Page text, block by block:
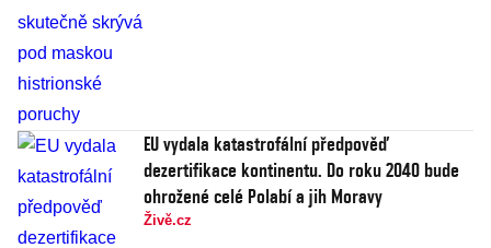
EU vydala katastrofální předpověď
dezertifikace kontinentu. Do roku 2040 bude
ohrožené celé Polabí a jih Moravy
Živě.cz